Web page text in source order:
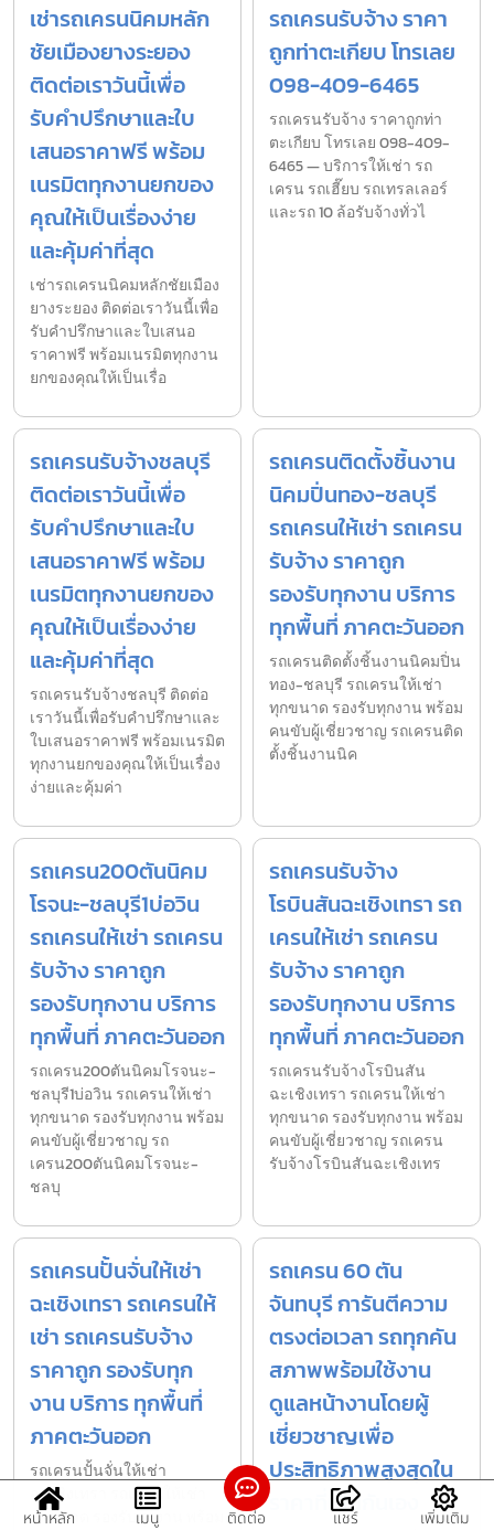
เช่ารถเครนนิคมหลัก
ชัยเมืองยางระยอง
ติดต่อเราวันนี้เพื่อ
รับคำปรึกษาและใบ
เสนอราคาฟรี พร้อม
เนรมิตทุกงานยกของ
คุณให้เป็นเรื่องง่าย
และคุ้มค่าที่สุด
เช่ารถเครนนิคมหลักชัยเมือง
ยางระยอง ติดต่อเราวันนี้เพื่อ
รับคำปรึกษาและใบเสนอ
ราคาฟรี พร้อมเนรมิตทุกงาน
ยกของคุณให้เป็นเรื่อ
รถเครนรับจ้าง ราคา
ถูกท่าตะเกียบ โทรเลย
098-409-6465
รถเครนรับจ้าง ราคาถูกท่า
ตะเกียบ โทรเลย 098-409-
6465 — บริการให้เช่า รถ
เครน รถเฮี๊ยบ รถเทรลเลอร์
และรถ 10 ล้อรับจ้างทั่วไ
รถเครนรับจ้างชลบุรี
ติดต่อเราวันนี้เพื่อ
รับคำปรึกษาและใบ
เสนอราคาฟรี พร้อม
เนรมิตทุกงานยกของ
คุณให้เป็นเรื่องง่าย
และคุ้มค่าที่สุด
รถเครนรับจ้างชลบุรี ติดต่อ
เราวันนี้เพื่อรับคำปรึกษาและ
ใบเสนอราคาฟรี พร้อมเนรมิต
ทุกงานยกของคุณให้เป็นเรื่อง
ง่ายและคุ้มค่า
รถเครนติดตั้งชิ้นงาน
นิคมปิ่นทอง-ชลบุรี
รถเครนให้เช่า รถเครน
รับจ้าง ราคาถูก
รองรับทุกงาน บริการ
ทุกพื้นที่ ภาคตะวันออก
รถเครนติดตั้งชิ้นงานนิคมปิ่น
ทอง-ชลบุรี รถเครนให้เช่า
ทุกขนาด รองรับทุกงาน พร้อม
คนขับผู้เชี่ยวชาญ รถเครนติด
ตั้งชิ้นงานนิค
รถเครน200ตันนิคม
โรจนะ-ชลบุรี1บ่อวิน
รถเครนให้เช่า รถเครน
รับจ้าง ราคาถูก
รองรับทุกงาน บริการ
ทุกพื้นที่ ภาคตะวันออก
รถเครน200ตันนิคมโรจนะ-
ชลบุรี1บ่อวิน รถเครนให้เช่า
ทุกขนาด รองรับทุกงาน พร้อม
คนขับผู้เชี่ยวชาญ รถ
เครน200ตันนิคมโรจนะ-
ชลบุ
รถเครนรับจ้าง
โรบินสันฉะเชิงเทรา รถ
เครนให้เช่า รถเครน
รับจ้าง ราคาถูก
รองรับทุกงาน บริการ
ทุกพื้นที่ ภาคตะวันออก
รถเครนรับจ้างโรบินสัน
ฉะเชิงเทรา รถเครนให้เช่า
ทุกขนาด รองรับทุกงาน พร้อม
คนขับผู้เชี่ยวชาญ รถเครน
รับจ้างโรบินสันฉะเชิงเทร
รถเครนปั้นจั่นให้เช่า
ฉะเชิงเทรา รถเครนให้
เช่า รถเครนรับจ้าง
ราคาถูก รองรับทุก
งาน บริการ ทุกพื้นที่
ภาคตะวันออก
รถเครนปั้นจั่นให้เช่า
ฉะเชิงเทรา รถเครนให้เช่า
ทุกขนาด รองรับทุกงาน พร้อม
รถเครน 60 ตัน
จันทบุรี การันตีความ
ตรงต่อเวลา รถทุกคัน
สภาพพร้อมใช้งาน
ดูแลหน้างานโดยผู้
เชี่ยวชาญเพื่อ
ประสิทธิภาพสูงสุดใน
ราคาที่เป็นกันเอง
หน้าหลัก เมนู ติดต่อ แชร์ เพิ่มเติม